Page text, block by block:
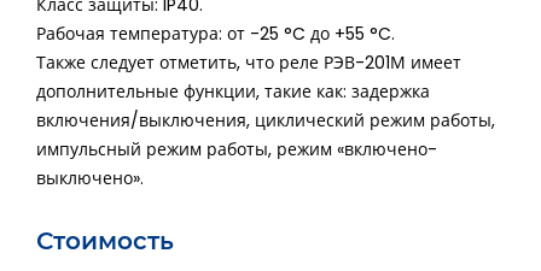
Класс защиты: IP40.
Рабочая температура: от -25 °C до +55 °C.
Также следует отметить, что реле РЭВ-201М имеет
дополнительные функции, такие как: задержка
включения/выключения, циклический режим работы,
импульсный режим работы, режим «включено-
выключено».
Стоимость